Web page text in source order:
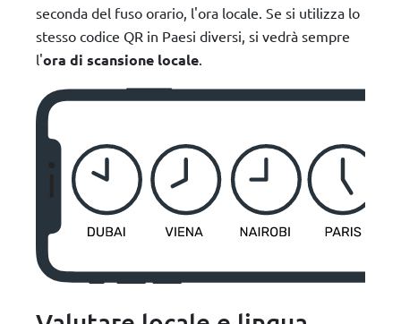
seconda del fuso orario, l'ora locale. Se si utilizza lo
stesso codice QR in Paesi diversi, si vedrà sempre
l'ora di scansione locale.